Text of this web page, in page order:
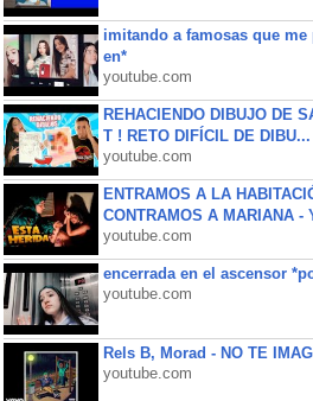
imitando a famosas que
en*
youtube.com
REHACIENDO DIBUJO DE
T ! RETO DIFÍCIL DE DIBU...
youtube.com
ENTRAMOS A LA
CONTRAMOS A MARIANA -
youtube.com
encerrada en el ascensor
youtube.com
Rels B, Morad - NO TE
youtube.com